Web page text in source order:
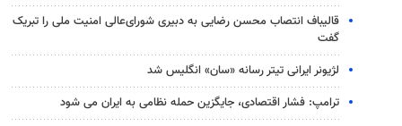
قالیباف انتصاب محسن رضایی به دبیری شورای‌عالی امنیت ملی را تبریک
گفت
لژیونر ایرانی تیتر رسانه «سان» انگلیس شد
ترامپ: فشار اقتصادی، جایگزین حمله نظامی به ایران می شود